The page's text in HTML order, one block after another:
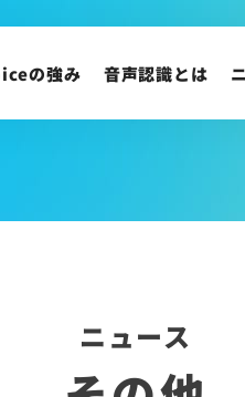
の強み 音声認識とは
ニュース